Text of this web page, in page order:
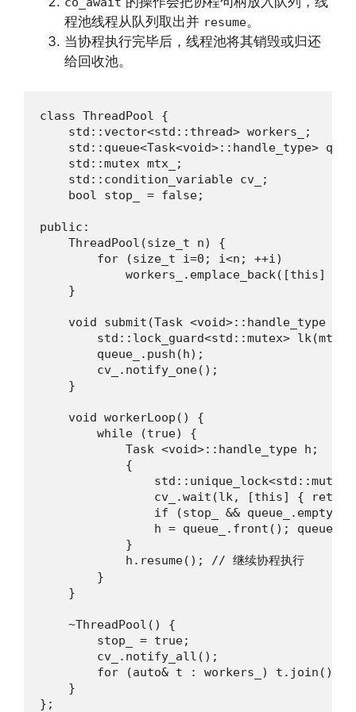
程池线程从队列取出并 resume。
当协程执行完毕后，线程池将其销毁或归还
给回收池。
class ThreadPool {
    std::vector<std::thread> workers_;
std::queue<Task<void>::handle_type>
    std::mutex mtx_;
    std::condition_variable cv_;
    bool stop_ = false;
public:
    ThreadPool(size_t n) {
        for (size_t i=0; i<n; ++i)
workers_.emplace_back([this] {
    }
void submit(Task <void>::handle_type h)
std::lock_guard<std::mutex>
        queue_.push(h);
        cv_.notify_one();
    }
    void workerLoop() {
        while (true) {
            Task <void>::handle_type h;
            {
cv_.wait(lk, [this] {
if (stop_ &&
h = queue_.front();
            }
            h.resume(); // 继续协程执行
        }
    }
    ~ThreadPool() {
        stop_ = true;
        cv_.notify_all();
        for (auto& t : workers_) t.join();
    }
};